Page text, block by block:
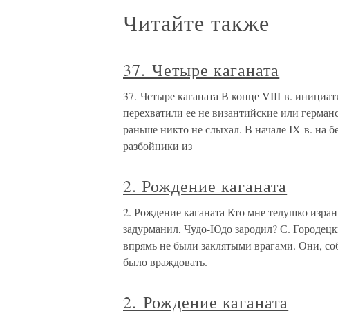
Читайте также
37. Четыре каганата
37. Четыре каганата В конце VIII в.
перехватили ее не византийские или
раньше никто не слыхал. В начале IX в. на
разбойники из
2. Рождение каганата
2. Рождение каганата Кто мне телушко
задурманил, Чудо-Юдо зародил? С.
впрямь не были заклятыми врагами. Они,
было враждовать.
2. Рождение каганата